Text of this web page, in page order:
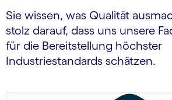
Sie wissen, was Qualität
stolz darauf, dass uns unsere
für die Bereitstellung höchster
Industriestandards schätzen.